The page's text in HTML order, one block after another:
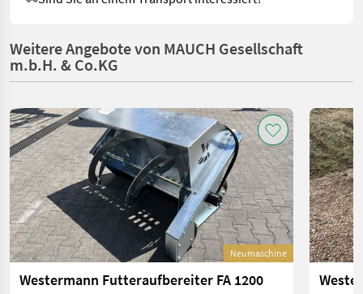
Weitere Angebote von MAUCH Gesellschaft
m.b.H. & Co.KG
Neumaschine
Westermann Futteraufbereiter FA 1200